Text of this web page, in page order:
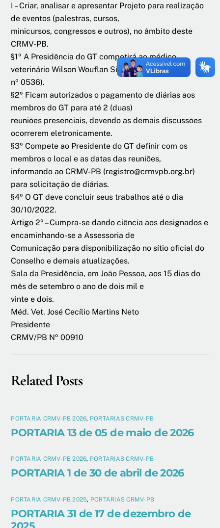
I – Criar, analisar e apresentar Projeto para realização
de eventos (palestras, cursos,
minicursos, congressos e outros), no âmbito deste
CRMV-PB.
§1º A Presidência do GT competirá ao médico
veterinário Wilson Wouflan Silva (CRMVPB
nº 0536).
§2º Ficam autorizados o pagamento de diárias aos
membros do GT para até 2 (duas)
reuniões presenciais, devendo as demais discussões
ocorrerem eletronicamente.
§3º Compete ao Presidente do GT definir com os
membros o local e as datas das reuniões,
informando ao CRMV-PB (registro@crmvpb.org.br)
para solicitação de diárias.
§4º O GT deve concluir seus trabalhos até o dia
30/10/2022.
Artigo 2º – Cumpra-se dando ciência aos designados e
encaminhando-se a Assessoria de
Comunicação para disponibilização no sítio oficial do
Conselho e demais atualizações.
Sala da Presidência, em João Pessoa, aos 15 dias do
mês de setembro o ano de dois mil e
vinte e dois.
Méd. Vet. José Cecílio Martins Neto
Presidente
CRMV/PB Nº 00910
Related Posts
PORTARIA CRMV-PB 2026, PORTARIAS CRMV-PB
PORTARIA 13 de 05 de maio de 2026
PORTARIA CRMV-PB 2026, PORTARIAS CRMV-PB
PORTARIA 1 de 30 de abril de 2026
PORTARIA CRMV-PB 2025, PORTARIAS CRMV-PB
PORTARIA 31 de 17 de dezembro de